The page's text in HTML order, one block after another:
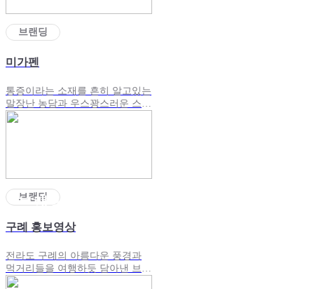
브랜딩
브랜딩
미가펜
통증이라는 소재를 흔히 알고있는
말장난 농담과 우스꽝스러운 스토
리로 풀어낸 브랜딩 광고
브랜딩
구례 홍보영상
전라도 구례의 아름다운 풍경과
먹거리들을 여행하듯 담아낸 브랜
딩 영상